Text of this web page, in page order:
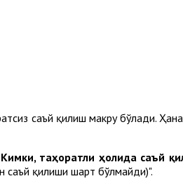
саъй қилиш макруҳ бўлади.
таҳоратли ҳолида саъй
саъй қилиши шарт бўлмайди)".